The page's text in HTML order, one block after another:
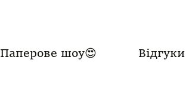
Паперове шоу😍 Відгуки